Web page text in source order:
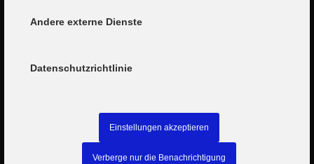
Andere externe Dienste
Datenschutzrichtlinie
Einstellungen akzeptieren
Verberge nur die Benachrichtigung